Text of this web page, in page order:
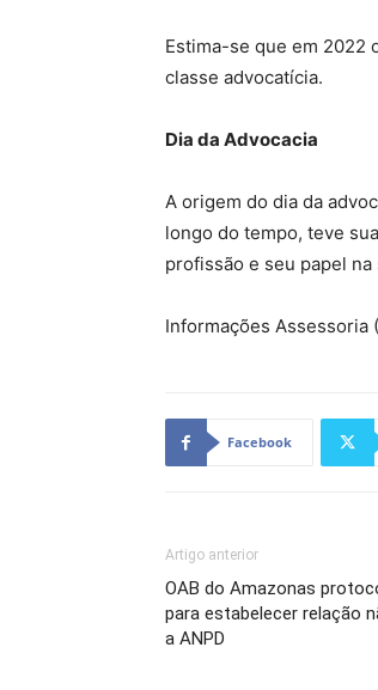
Estima-se que em 2022
classe advocatícia.
Dia da Advocacia
A origem do dia da
longo do tempo, teve
profissão e seu papel na
Informações Assessoria
Facebook
Artigo anterior
OAB do Amazonas
para estabelecer relação
a ANPD